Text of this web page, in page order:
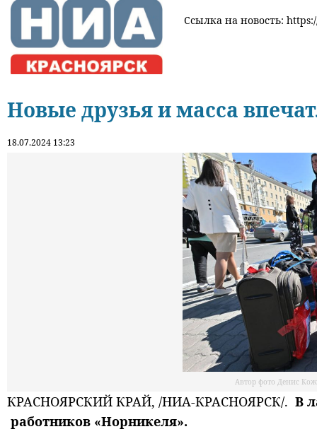
Ссылка на новость:
Новые друзья и масса
18.07.2024 13:23
Автор фото Денис
КРАСНОЯРСКИЙ КРАЙ, /НИА-КРАСНОЯРСК/. В
работников «Норникеля».